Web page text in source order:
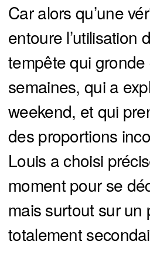
Car alors qu’une
entoure l’utilisation
tempête qui
semaines, qui a
weekend, et qui
des proportions
Louis a choisi
moment pour se
mais surtout sur un
totalement